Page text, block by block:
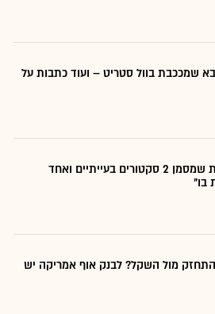
שמככבת בוול סטריט – ועוד כתבות על
מנהל ההשקעות שמסמן 2 סקטורים בעייתיים ואחד
בו"
מול השקל? לבנק אוף אמריקה יש